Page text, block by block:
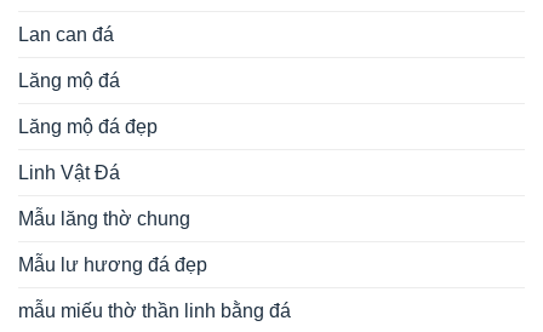
Lan can đá
Lăng mộ đá
Lăng mộ đá đẹp
Linh Vật Đá
Mẫu lăng thờ chung
Mẫu lư hương đá đẹp
mẫu miếu thờ thần linh bằng đá